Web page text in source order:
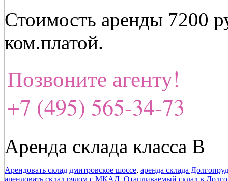
Стоимость аренды 7200
ком.платой.
Позвоните агенту!
+7 (495) 565-34-73
Аренда склада класса В
Арендовать склад дмитровское шоссе, аренда склада
арендовать склад рядом с МКАД Отапливаемый склад в